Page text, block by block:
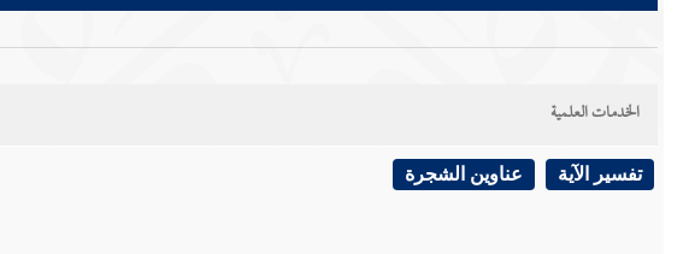
الخدمات العلمية
تفسير الآية عناوين الشجرة